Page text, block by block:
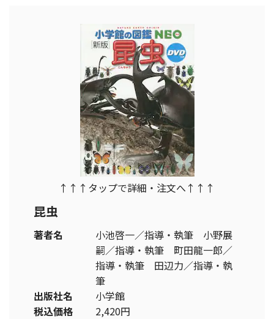
↑↑↑タップで詳細・注文へ↑↑↑
昆虫
著者名
小池啓一／指導・執筆 小野展
嗣／指導・執筆 町田龍一郎／
指導・執筆 田辺力／指導・執
筆
出版社名
小学館
税込価格
2,420円